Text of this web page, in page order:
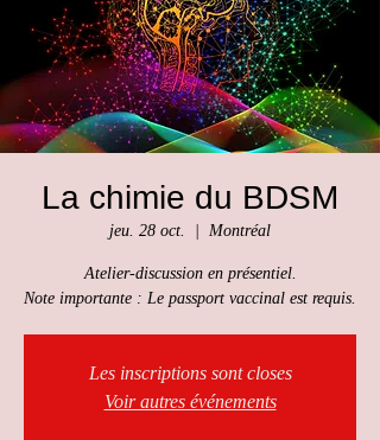
La chimie du BDSM
jeu. 28 oct. Montréal
Atelier-discussion en présentiel.
Note importante : Le passport vaccinal est requis.
Les inscriptions sont closes
Voir autres événements